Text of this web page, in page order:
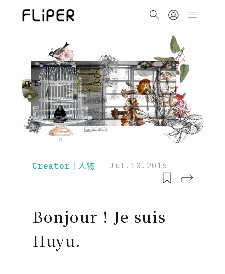
Creator｜人物 Jul.10.2016
Bonjour ! Je suis
Huyu.